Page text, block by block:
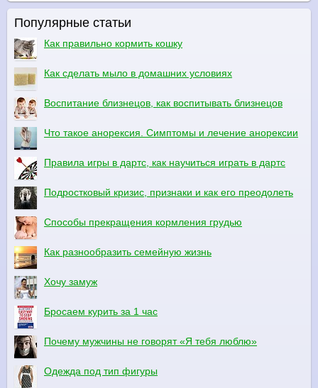
Популярные статьи
Как правильно кормить кошку
Как сделать мыло в домашних условиях
Воспитание близнецов, как воспитывать близнецов
Что такое анорексия. Симптомы и лечение анорексии
Правила игры в дартс, как научиться играть в дартс
Подростковый кризис, признаки и как его преодолеть
Способы прекращения кормления грудью
Как разнообразить семейную жизнь
Хочу замуж
Бросаем курить за 1 час
Почему мужчины не говорят «Я тебя люблю»
Одежда под тип фигуры